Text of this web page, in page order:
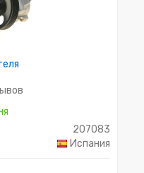
207083
Испания